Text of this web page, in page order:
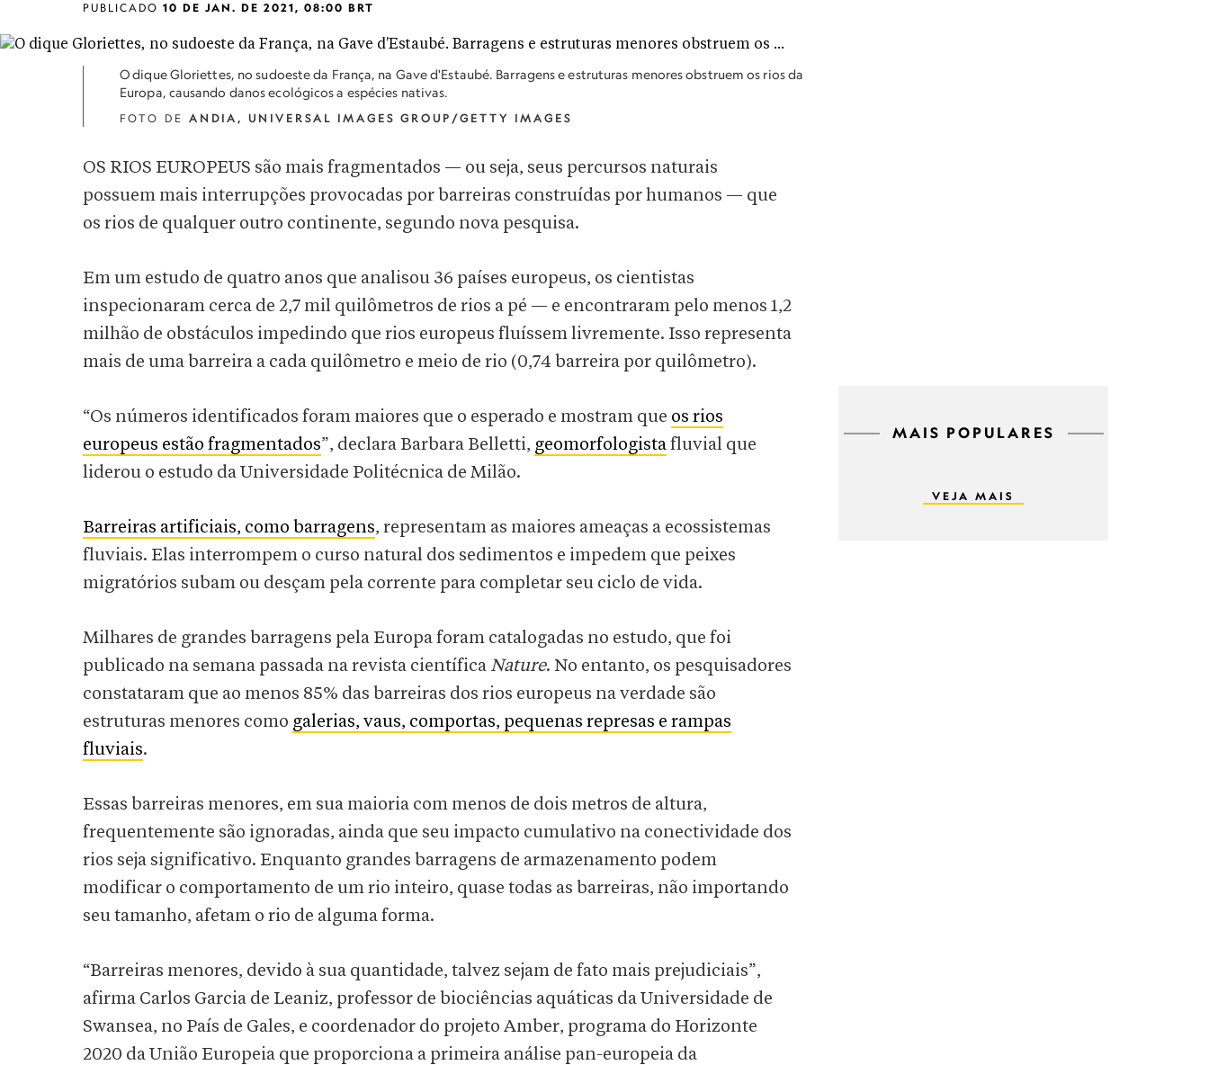
PUBLICADO 10 DE JAN. DE 2021, 08:00 BRT
O dique Gloriettes, no sudoeste da França, na Gave d'Estaubé. Barragens e estruturas menores obstruem os rios da
Europa, causando danos ecológicos a espécies nativas.
FOTO DE ANDIA, UNIVERSAL IMAGES GROUP/GETTY IMAGES
OS RIOS EUROPEUS são mais fragmentados — ou seja, seus percursos naturais
possuem mais interrupções provocadas por barreiras construídas por humanos — que
os rios de qualquer outro continente, segundo nova pesquisa.
Em um estudo de quatro anos que analisou 36 países europeus, os cientistas
inspecionaram cerca de 2,7 mil quilômetros de rios a pé — e encontraram pelo menos 1,2
milhão de obstáculos impedindo que rios europeus fluíssem livremente. Isso representa
mais de uma barreira a cada quilômetro e meio de rio (0,74 barreira por quilômetro).
“Os números identificados foram maiores que o esperado e mostram que os rios
europeus estão fragmentados”, declara Barbara Belletti, geomorfologistafluvial que
liderou o estudo da Universidade Politécnica de Milão.
Barreiras artificiais, como barragens, representam as maiores ameaças a ecossistemas
fluviais. Elas interrompem o curso natural dos sedimentos e impedem que peixes
migratórios subam ou desçam pela corrente para completar seu ciclo de vida.
Milhares de grandes barragens pela Europa foram catalogadas no estudo, que foi
publicado na semana passada na revista científicaNature. No entanto, os pesquisadores
constataram que ao menos 85% das barreiras dos rios europeus na verdade são
estruturas menores como galerias, vaus, comportas, pequenas represas e rampas
fluviais.
Essas barreiras menores, em sua maioria com menos de dois metros de altura,
frequentemente são ignoradas, ainda que seu impacto cumulativo na conectividade dos
rios seja significativo. Enquanto grandes barragens de armazenamento podem
modificar o comportamento de um rio inteiro, quase todas as barreiras, não importando
seu tamanho, afetam o rio de alguma forma.
“Barreiras menores, devido à sua quantidade, talvez sejam de fato mais prejudiciais”,
afirma Carlos Garcia de Leaniz, professor de biociências aquáticas da Universidade de
Swansea, no País de Gales, e coordenador do projeto Amber, programa do Horizonte
2020 da União Europeia que proporciona a primeira análise pan-europeia da
MAIS POPULARES
VEJA MAIS